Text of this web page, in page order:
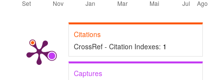
Citations
CrossRef - Citation Indexes: 1
Captures